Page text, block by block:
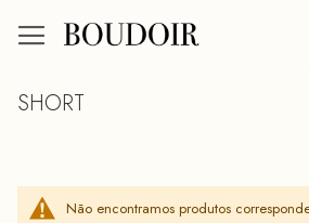
SHORT
Não encontramos produtos